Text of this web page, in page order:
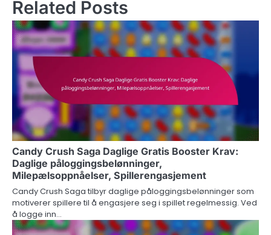
Related Posts
Candy Crush Saga Daglige Gratis Booster Krav:
Daglige påloggingsbelønninger,
Milepælsoppnåelser, Spillerengasjement
Candy Crush Saga tilbyr daglige påloggingsbelønninger som
motiverer spillere til å engasjere seg i spillet regelmessig. Ved
å logge inn…